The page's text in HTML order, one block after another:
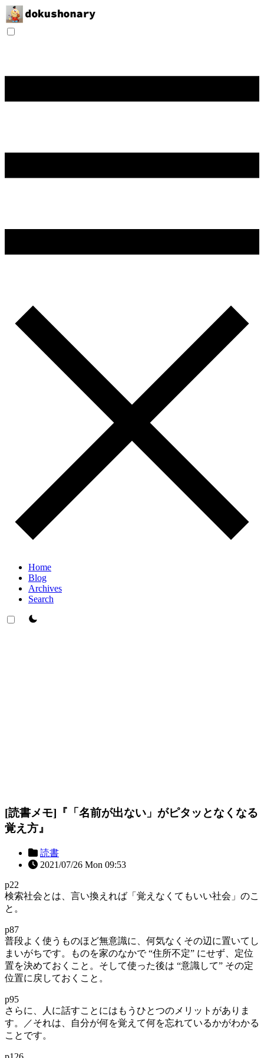
Home
Blog
Archives
Search
theme switcher
[読書メモ]『「名前が出ない」がピタッとなくなる
覚え方』
読書
2021/07/26 Mon 09:53
p22
検索社会とは、言い換えれば「覚えなくてもいい社会」のこ
と。
p87
普段よく使うものほど無意識に、何気なくその辺に置いてし
まいがちです。ものを家のなかで “住所不定” にせず、定位
置を決めておくこと。そして使った後は “意識して” その定
位置に戻しておくこと。
p95
さらに、人に話すことにはもうひとつのメリットがありま
す。／それは、自分が何を覚えて何を忘れているかがわかる
ことです。